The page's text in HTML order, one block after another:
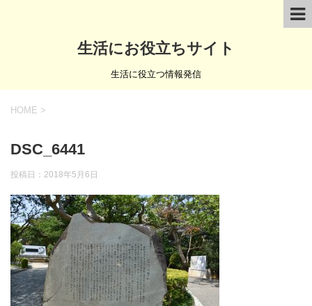
生活にお役立ちサイト
生活に役立つ情報発信
HOME >
DSC_6441
投稿日： 2018年5月6日